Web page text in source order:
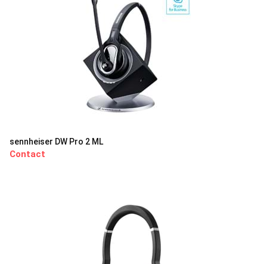
sennheiser DW Pro 2 ML
Contact